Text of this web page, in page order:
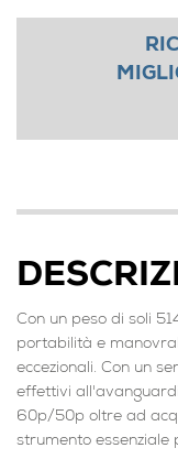
Con un peso di soli
portabilità e
eccezionali. Con un
effettivi
60p/50p oltre ad
strumento essenziale